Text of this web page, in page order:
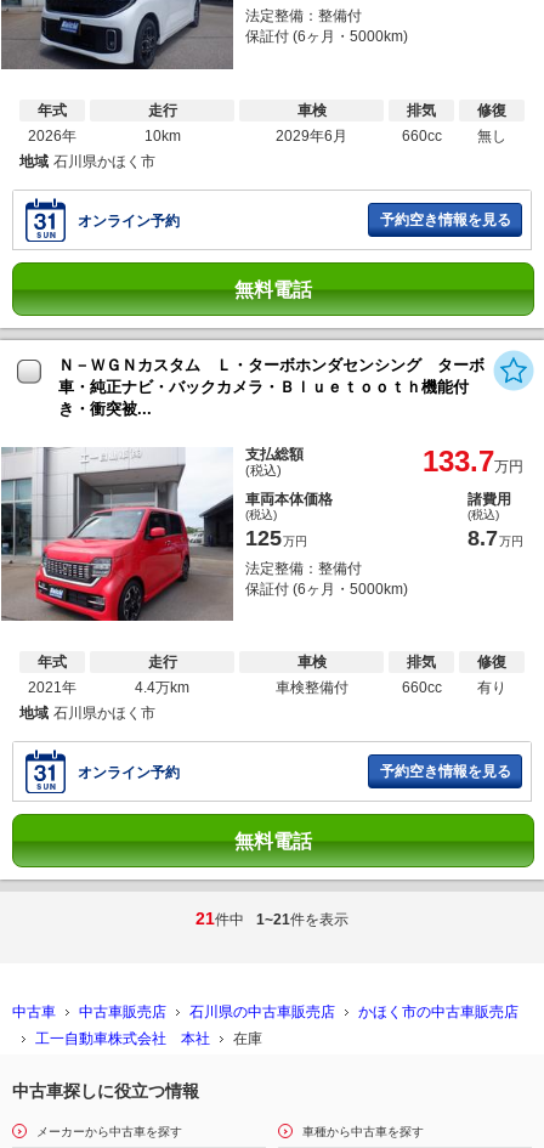
法定整備：整備付
保証付 (6ヶ月・5000km)
年式
2026年
走行
10km
車検
2029年6月
排気
660cc
修復
無し
地域 石川県かほく市
オンライン予約 予約空き情報を見る
無料電話
Ｎ－ＷＧＮカスタム Ｌ・ターボホンダセンシング ターボ
車・純正ナビ・バックカメラ・Ｂｌｕｅｔｏｏｔｈ機能付
き・衝突被...
支払総額
(税込) 133.7万円
車両本体価格
(税込)
125万円
諸費用
(税込)
8.7万円
法定整備：整備付
保証付 (6ヶ月・5000km)
年式
2021年
走行
4.4万km
車検
車検整備付
排気
660cc
修復
有り
地域 石川県かほく市
オンライン予約 予約空き情報を見る
無料電話
21件中 1~21件を表示
中古車 中古車販売店 石川県の中古車販売店
かほく市の中古車販売店
工一自動車株式会社 本社
在庫
中古車探しに役立つ情報
メーカーから中古車を探す 車種から中古車を探す